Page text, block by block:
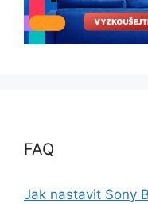
FAQ
Jak nastavit Sony